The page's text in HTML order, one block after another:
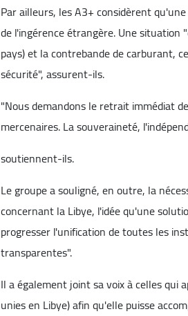
Par ailleurs, les A3+ considèrent
de l'ingérence étrangère. Une
pays) et la contrebande de carburant,
sécurité", assurent-ils.
"Nous demandons le retrait immédiat
mercenaires. La souveraineté,
soutiennent-ils.
Le groupe a souligné, en outre, la
concernant la Libye, l'idée qu'une
progresser l'unification de toutes les
transparentes".
Il a également joint sa voix à celles qui
unies en Libye) afin qu'elle puisse